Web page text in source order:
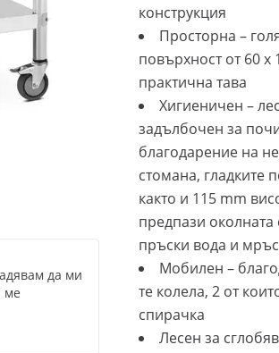
конструкция
Просторна –
повърхност от 60 x
практична тава
Хигиеничен –
задълбочен за
благодарение на
стомана, гладките
както и 115 mm
предпази околната
пръски вода и
Мобилен –
те колела, 2 от
спирачка
Лесен за
да ми
ме